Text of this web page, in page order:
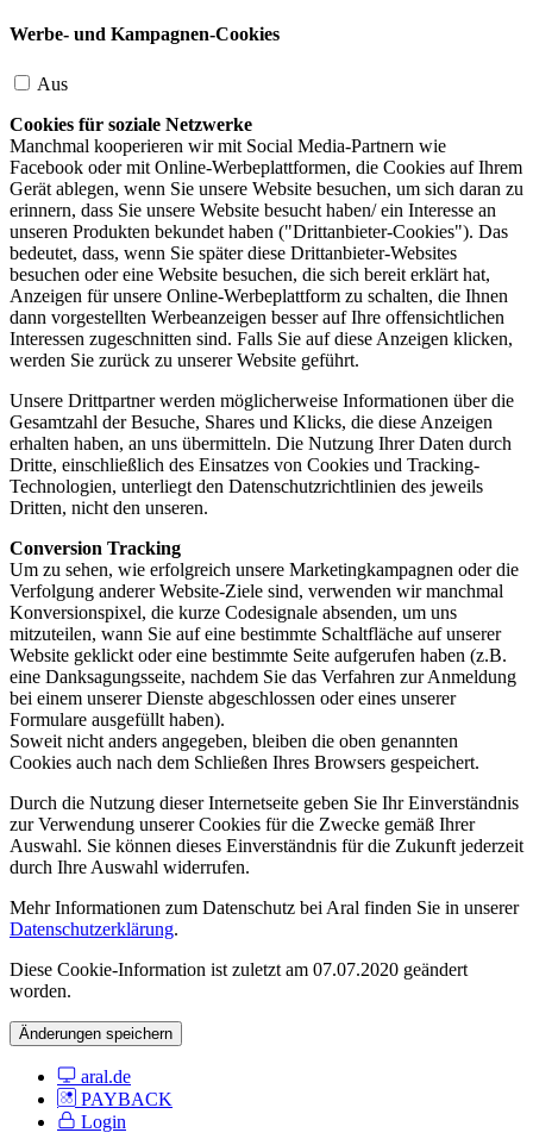
Werbe- und Kampagnen-Cookies
Aus
Cookies für soziale Netzwerke
Manchmal kooperieren wir mit Social Media-Partnern wie
Facebook oder mit Online-Werbeplattformen, die Cookies auf Ihrem
Gerät ablegen, wenn Sie unsere Website besuchen, um sich daran zu
erinnern, dass Sie unsere Website besucht haben/ ein Interesse an
unseren Produkten bekundet haben ("Drittanbieter-Cookies"). Das
bedeutet, dass, wenn Sie später diese Drittanbieter-Websites
besuchen oder eine Website besuchen, die sich bereit erklärt hat,
Anzeigen für unsere Online-Werbeplattform zu schalten, die Ihnen
dann vorgestellten Werbeanzeigen besser auf Ihre offensichtlichen
Interessen zugeschnitten sind. Falls Sie auf diese Anzeigen klicken,
werden Sie zurück zu unserer Website geführt.
Unsere Drittpartner werden möglicherweise Informationen über die
Gesamtzahl der Besuche, Shares und Klicks, die diese Anzeigen
erhalten haben, an uns übermitteln. Die Nutzung Ihrer Daten durch
Dritte, einschließlich des Einsatzes von Cookies und Tracking-
Technologien, unterliegt den Datenschutzrichtlinien des jeweils
Dritten, nicht den unseren.
Conversion Tracking
Um zu sehen, wie erfolgreich unsere Marketingkampagnen oder die
Verfolgung anderer Website-Ziele sind, verwenden wir manchmal
Konversionspixel, die kurze Codesignale absenden, um uns
mitzuteilen, wann Sie auf eine bestimmte Schaltfläche auf unserer
Website geklickt oder eine bestimmte Seite aufgerufen haben (z.B.
eine Danksagungsseite, nachdem Sie das Verfahren zur Anmeldung
bei einem unserer Dienste abgeschlossen oder eines unserer
Formulare ausgefüllt haben).
Soweit nicht anders angegeben, bleiben die oben genannten
Cookies auch nach dem Schließen Ihres Browsers gespeichert.
Durch die Nutzung dieser Internetseite geben Sie Ihr Einverständnis
zur Verwendung unserer Cookies für die Zwecke gemäß Ihrer
Auswahl. Sie können dieses Einverständnis für die Zukunft jederzeit
durch Ihre Auswahl widerrufen.
Mehr Informationen zum Datenschutz bei Aral finden Sie in unserer
Datenschutzerklärung.
Diese Cookie-Information ist zuletzt am 07.07.2020 geändert
worden.
Änderungen speichern
aral.de
PAYBACK
Login